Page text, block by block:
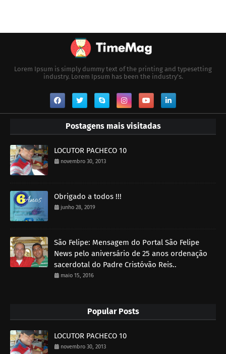
Lorem Ipsum is simply dummy text of the printing and typesetting
industry. Lorem Ipsum has been the industry's.
Postagens mais visitadas
LOCUTOR PACHECO 10
novembro 30, 2013
Obrigado a todos !!!
junho 28, 2019
São Felipe: Mensagem do Portal São Felipe
News pelo aniversário de 25 anos ordenação
sacerdotal do Padre Cristóvão Reis..
maio 15, 2016
Popular Posts
LOCUTOR PACHECO 10
novembro 30, 2013